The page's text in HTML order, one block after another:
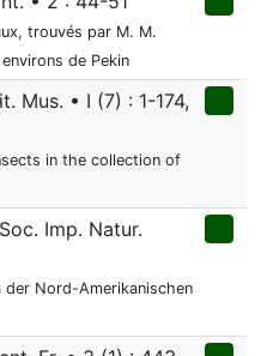
trouvés par M. M.
de Pekin
Mus. • I (7) : 1-174,
in the collection of
Imp. Natur.
Nord-Amerikanischen